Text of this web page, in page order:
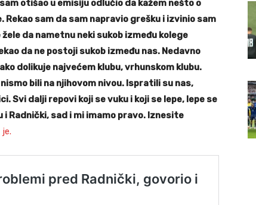
otišao u emisiju odlučio da kažem nešto o
sam da sam napravio grešku i izvinio sam
da nametnu neki sukob između kolege
da ne postoji sukob između nas. Nedavno
dolikuje najvećem klubu, vrhunskom klubu.
bili na njihovom nivou. Ispratili su nas,
Svi dalji repovi koji se vuku i koji se lepe, lepe se
i Radnički, sad i mi imamo pravo. Iznesite